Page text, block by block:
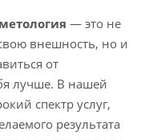
— это не
внешность, но и
от
лучше. В нашей
спектр услуг,
результата